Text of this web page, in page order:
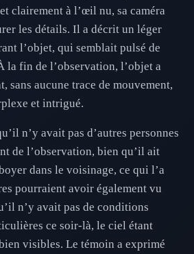
clairement à l’œil nu, sa caméra
les détails. Il a décrit un léger
l’objet, qui semblait pulsé de
la fin de l’observation, l’objet a
sans aucune trace de mouvement,
et intrigué.
n’y avait pas d’autres personnes
de l’observation, bien qu’il ait
dans le voisinage, ce qui l’a
pourraient avoir également vu
n’y avait pas de conditions
ce soir-là, le ciel étant
visibles. Le témoin a exprimé